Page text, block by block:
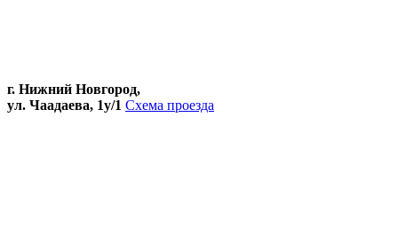
г. Нижний Новгород,
ул. Чаадаева, 1у/1 Схема проезда